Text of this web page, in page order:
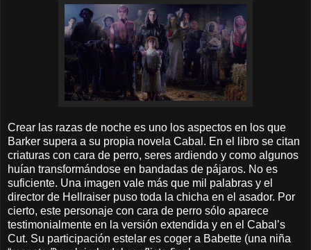
Crear las razas de noche es uno los aspectos en los que
Barker supera a su propia novela Cabal. En el libro se citan
criaturas con cara de perro, seres ardiendo y como algunos
huían transformándose en bandadas de pájaros. No es
suficiente. Una imagen vale más que mil palabras y el
director de Hellraiser puso toda la chicha en el asador. Por
cierto, este personaje con cara de perro sólo aparece
testimonialmente en la versión extendida y en el Cabal’s
Cut. Su participación estelar es coger a Babette (una niña